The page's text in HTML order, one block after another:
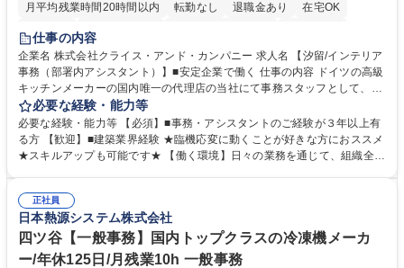
月平均残業時間20時間以内
転勤なし 退職金あり
在宅OK
育休あり
完全週休2日制
駅近5分以内
土日祝休み
仕事の内容
企業名 株式会社クライス・アンド・カンパニー 求人名 【汐留/インテリア
事務（部署内アシスタント）】■安定企業で働く 仕事の内容 ドイツの高級
キッチンメーカーの国内唯一の代理店の当社にて事務スタッフとして、部
署内の事務業務全般をお任せいたします。 裁量を持って働いていただける
ため、スキルアップも可能です。 【部署内の事務業務全般】 ■サンプルの
仕分け・整理 ■電話応対 ■書類作成（会議資料、お客様宛請求書、支払書
類を取りまとめて経理へ提出等） ■ショールームアテンド・運営・予約業
インテリア事務（部署内アシスタント）】■安定企業で働く
必要な経験・能力等
必要な経験・能力等 【必須】■事務・アシスタントのご経験が３年以上有
る方 【歓迎】■建築業界経験 ★臨機応変に動くことが好きな方におススメ
★スキルアップも可能です★ 【働く環境】日々の業務を通じて、組織全体
ームとの協力や新しいアイデアを活かす場もあり、やりがいを感じながら
働けます。 【歓迎】 ■インテリアの業界のご経験が有る方■PCの作業に慣
れている方 学歴・資格 学歴：大学院 大学 高専 短大 専修学校 語学力： 資
格：
正社員
日本熱源システム株式会社
四ツ谷【一般事務】国内トップクラスの冷凍機メーカ
ー/年休125日/月残業10h 一般事務